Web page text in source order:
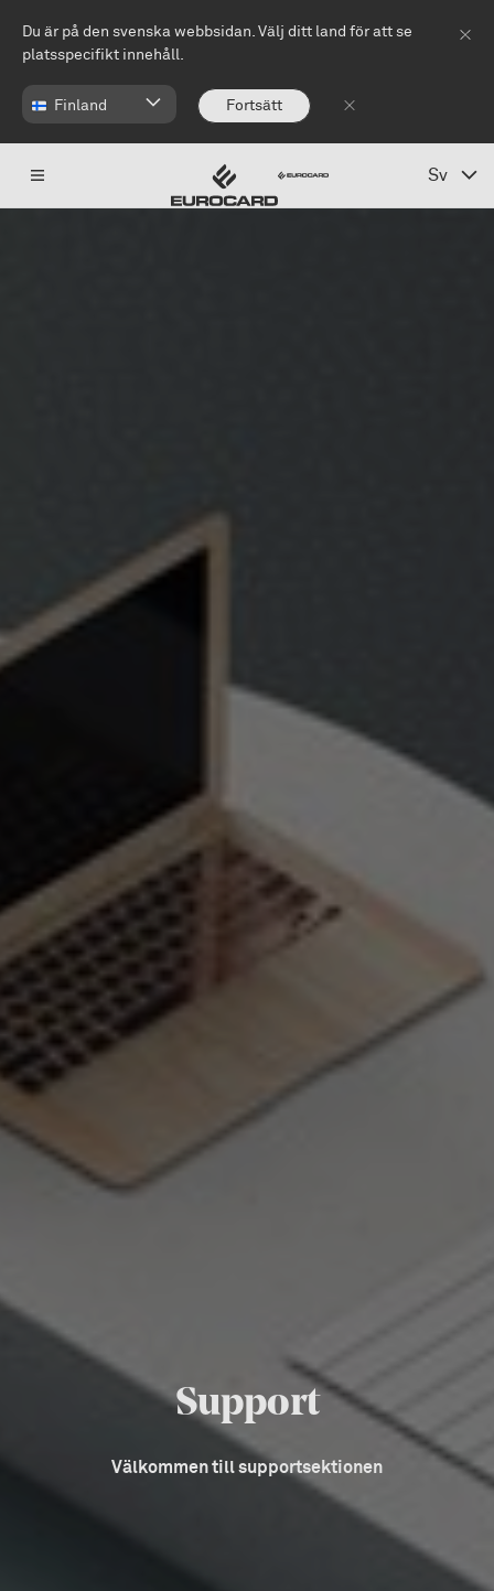
Du är på den svenska webbsidan. Välj ditt land för att se
platsspecifikt innehåll.
Finland Fortsätt
Sv
Support
Välkommen till supportsektionen